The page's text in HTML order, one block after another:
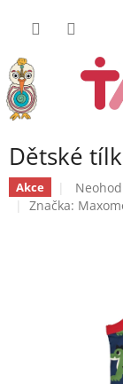
Dětské
Akce
Značka: